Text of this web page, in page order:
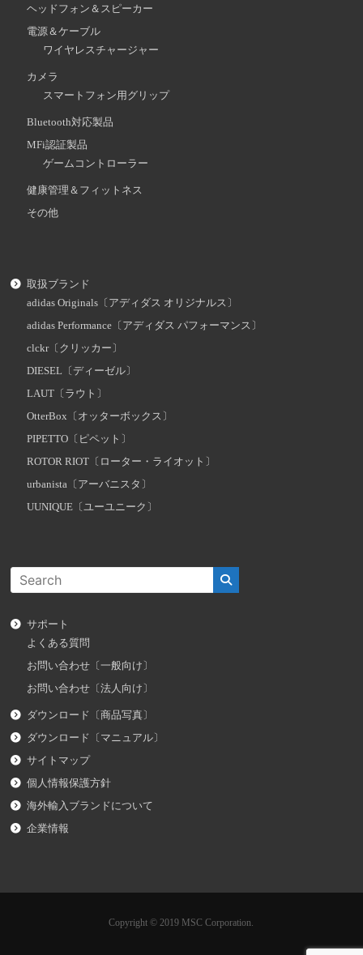
ヘッドフォン＆スピーカー
電源＆ケーブル
ワイヤレスチャージャー
カメラ
スマートフォン用グリップ
Bluetooth対応製品
MFi認証製品
ゲームコントローラー
健康管理＆フィットネス
その他
取扱ブランド
adidas Originals〔アディダス オリジナルス〕
adidas Performance〔アディダス パフォーマンス〕
clckr〔クリッカー〕
DIESEL〔ディーゼル〕
LAUT〔ラウト〕
OtterBox〔オッターボックス〕
PIPETTO〔ピペット〕
ROTOR RIOT〔ローター・ライオット〕
urbanista〔アーバニスタ〕
UUNIQUE〔ユーユニーク〕
サポート
よくある質問
お問い合わせ〔一般向け〕
お問い合わせ〔法人向け〕
ダウンロード〔商品写真〕
ダウンロード〔マニュアル〕
サイトマップ
個人情報保護方針
海外輸入ブランドについて
企業情報
Copyright © 2019 MSC Corporation.